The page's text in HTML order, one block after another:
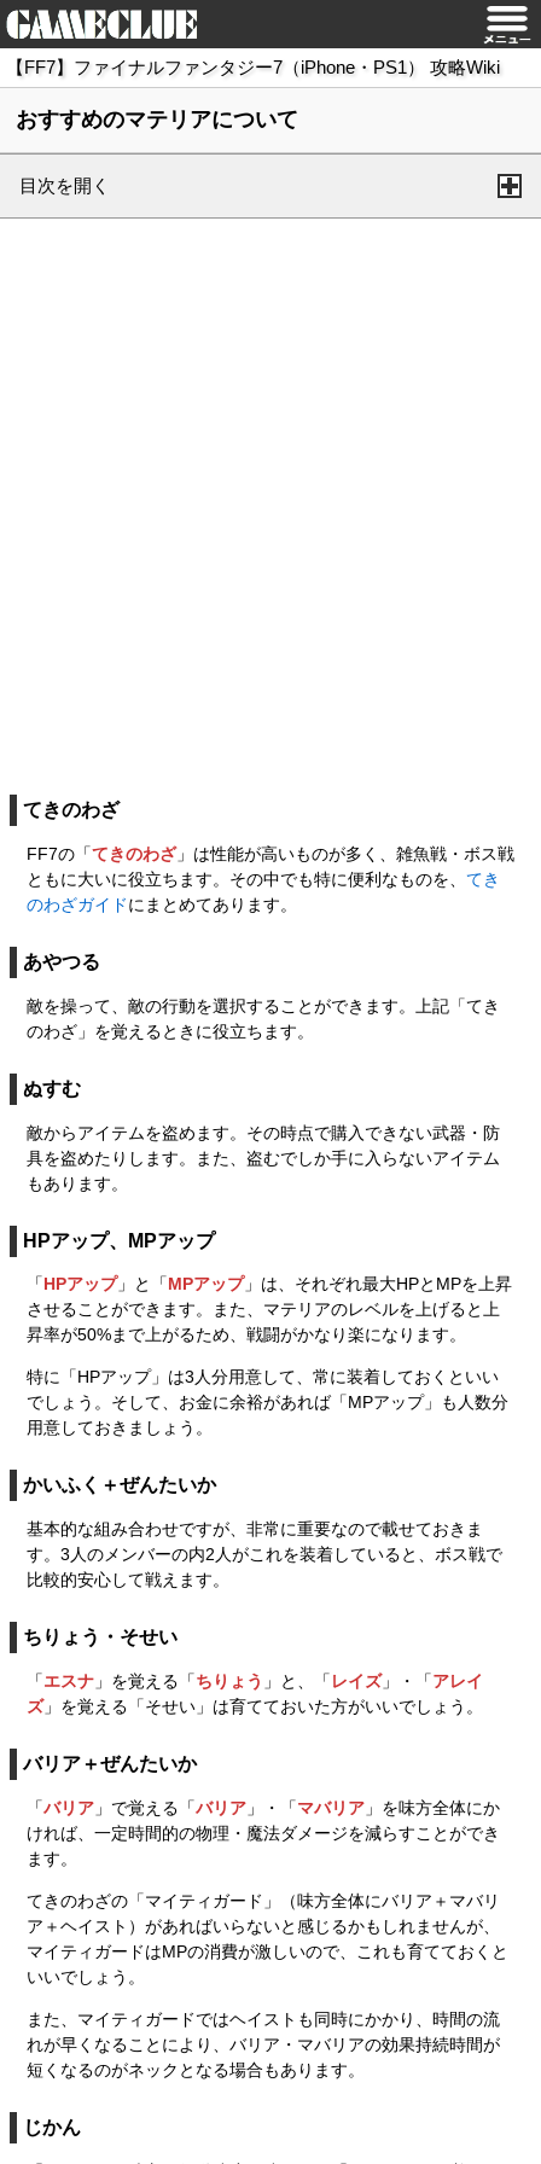
【FF7】ファイナルファンタジー7（iPhone・PS1） 攻略Wiki
おすすめのマテリアについて
目次を開く
てきのわざ
FF7の「てきのわざ」は性能が高いものが多く、雑魚戦・ボス戦
ともに大いに役立ちます。その中でも特に便利なものを、 てき
のわざガイドにまとめてあります。
あやつる
敵を操って、敵の行動を選択することができます。上記「てき
のわざ」を覚えるときに役立ちます。
ぬすむ
敵からアイテムを盗めます。その時点で購入できない武器・防
具を盗めたりします。また、盗むでしか手に入らないアイテム
もあります。
HPアップ、MPアップ
「HPアップ」と「MPアップ」は、それぞれ最大HPとMPを上昇
させることができます。また、マテリアのレベルを上げると上
昇率が50%まで上がるため、戦闘がかなり楽になります。
特に「HPアップ」は3人分用意して、常に装着しておくといい
でしょう。そして、お金に余裕があれば「MPアップ」も人数分
用意しておきましょう。
かいふく＋ぜんたいか
基本的な組み合わせですが、非常に重要なので載せておきま
す。3人のメンバーの内2人がこれを装着していると、ボス戦で
比較的安心して戦えます。
ちりょう・そせい
「エスナ 」を覚える「ちりょう 」と、「 レイズ」・「アレイ
ズ」を覚える「そせい」は育てておいた方がいいでしょう。
バリア＋ぜんたいか
「バリア 」で覚える「バリア 」・「マバリア 」を味方全体にか
ければ、一定時間的の物理・魔法ダメージを減らすことができ
ます。
てきのわざの「マイティガード」（味方全体にバリア＋マバリ
ア＋ヘイスト）があればいらないと感じるかもしれませんが、
マイティガードはMPの消費が激しいので、これも育てておくと
いいでしょう。
また、マイティガードではヘイストも同時にかかり、時間の流
れが早くなることにより、バリア・マバリアの効果持続時間が
短くなるのがネックとなる場合もあります。
じかん